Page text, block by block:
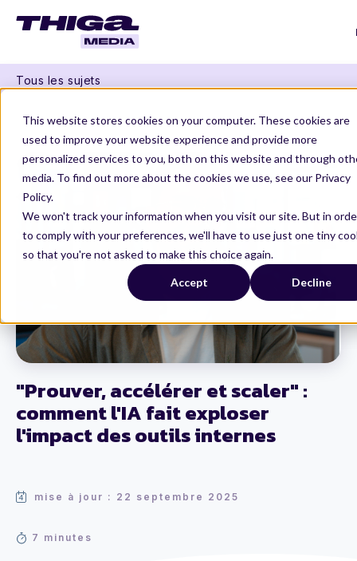
This website stores cookies on your computer. These cookies are
used to improve your website experience and provide more
personalized services to you, both on this website and through
media. To find out more about the cookies we use, see our Privacy
Policy.
We won't track your information when you visit our site. But in
to comply with your preferences, we'll have to use just one tiny
so that you're not asked to make this choice again.
Accept Decline
Tous les sujets
"Prouver, accélérer et scaler" :
comment l'IA fait exploser
l'impact des outils internes
mise à jour : 22 septembre 2025
7 minutes
Thiga Media
Product Management